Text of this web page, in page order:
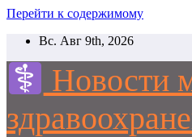
Перейти к содержимому
Вс. Авг 9th, 2026
Новости